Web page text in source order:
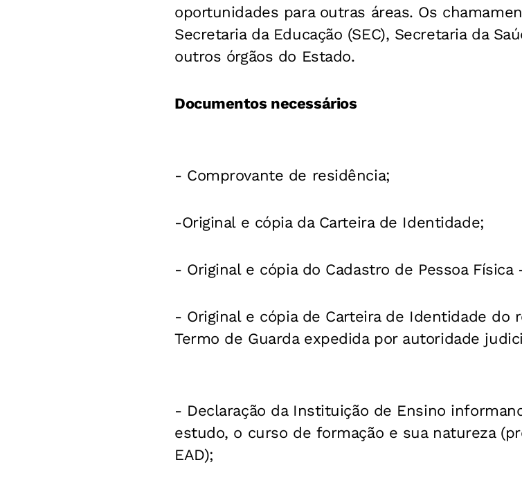
oportunidades para outras áreas. Os
Secretaria da Educação (SEC), Secretaria da
outros órgãos do Estado.
Documentos necessários
- Comprovante de residência;
-Original e cópia da Carteira de Identidade;
- Original e cópia do Cadastro de Pessoa Física
- Original e cópia de Carteira de Identidade do
Termo de Guarda expedida por autoridade
- Declaração da Instituição de Ensino
estudo, o curso de formação e sua natureza
EAD);